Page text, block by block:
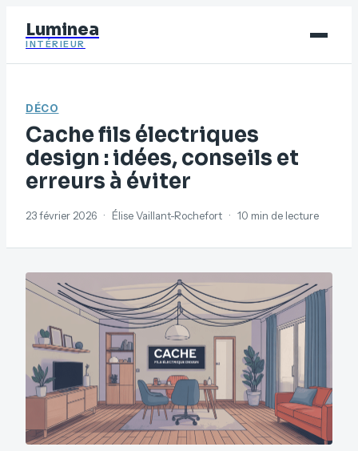
Luminea
INTÉRIEUR
Immobilier
Jardinage
DÉCO
Cache fils électriques
design : idées, conseils et
erreurs à éviter
23 février 2026 · Élise Vaillant-Rochefort · 10 min de lecture